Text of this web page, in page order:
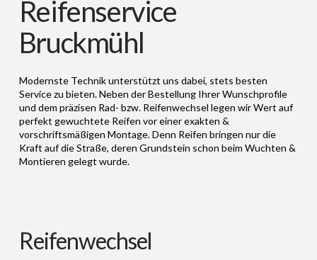
Reifenservice
Bruckmühl
Modernste Technik unterstützt uns dabei, stets besten
Service zu bieten. Neben der Bestellung Ihrer Wunschprofile
und dem präzisen Rad- bzw. Reifenwechsel legen wir Wert auf
perfekt gewuchtete Reifen vor einer exakten &
vorschriftsmäßigen Montage. Denn Reifen bringen nur die
Kraft auf die Straße, deren Grundstein schon beim Wuchten &
Montieren gelegt wurde.
Reifenwechsel